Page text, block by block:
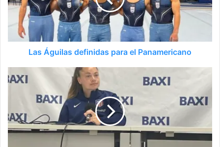
Las Águilas definidas para el Panamericano